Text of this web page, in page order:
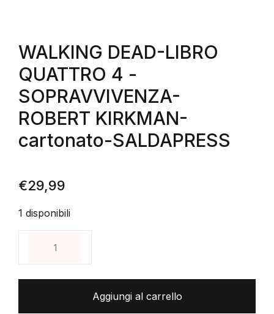
WALKING DEAD-LIBRO
QUATTRO 4 -
SOPRAVVIVENZA-
ROBERT KIRKMAN-
cartonato-SALDAPRESS
€29,99
1 disponibili
Aggiungi al carrello